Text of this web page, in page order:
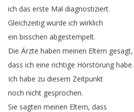
ich das erste Mal diagnostiziert.
Gleichzeitig wurde ich wirklich
ein bisschen abgestempelt.
Die Ärzte haben meinen Eltern gesagt,
dass ich eine richtige Hörstörung habe.
Ich habe zu diesem Zeitpunkt
noch nicht gesprochen.
Sie sagten meinen Eltern, dass